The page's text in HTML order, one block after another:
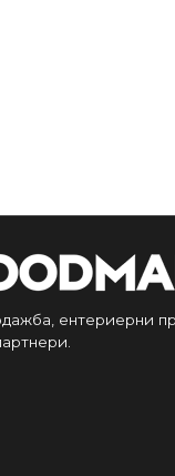
ентериерни